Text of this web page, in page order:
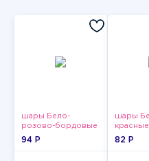
шары Бело-
розово-бордовые
металлик
94 P
шары
красные
82 P